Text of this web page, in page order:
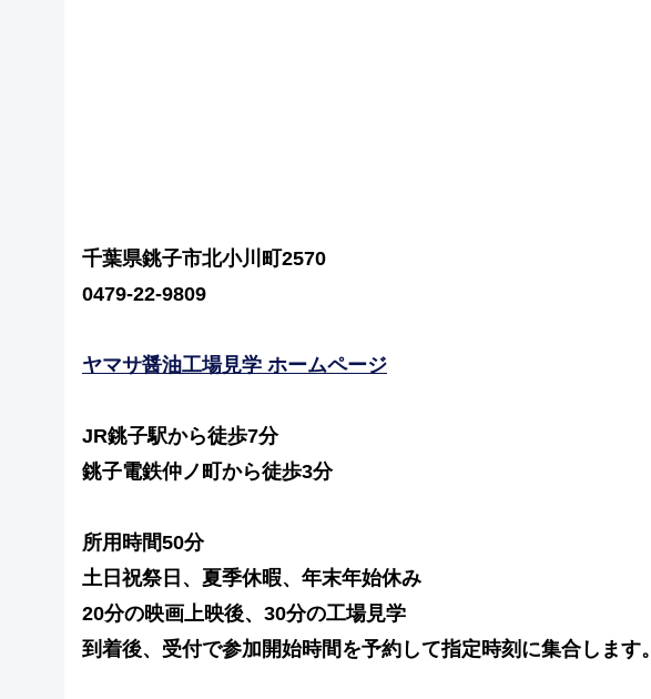
千葉県銚子市北小川町2570
0479-22-9809
ヤマサ醤油工場見学 ホームページ
JR銚子駅から徒歩7分
銚子電鉄仲ノ町から徒歩3分
所用時間50分
土日祝祭日、夏季休暇、年末年始休み
20分の映画上映後、30分の工場見学
到着後、受付で参加開始時間を予約して指定時刻に集合します。